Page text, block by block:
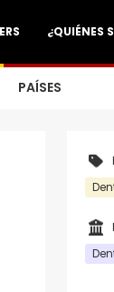
¿QUIÉNES
PAÍSES